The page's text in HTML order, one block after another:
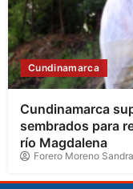
Cundinamarca
Cundinamarca
sembrados para
río Magdalena
Forero Moreno